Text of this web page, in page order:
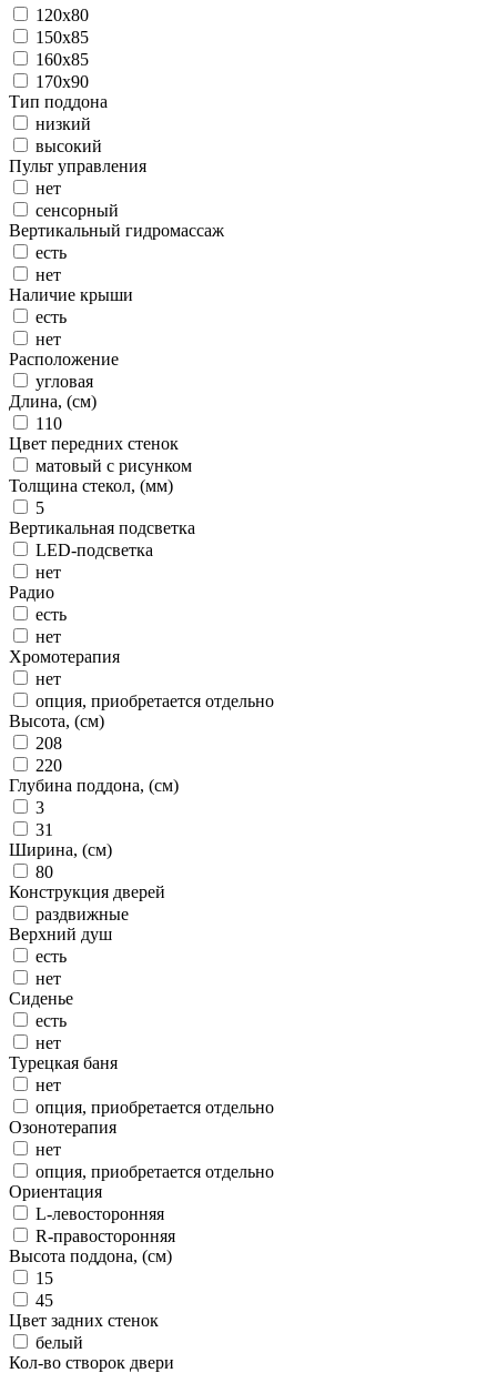
120x80
150x85
160x85
170x90
Тип поддона
низкий
высокий
Пульт управления
нет
сенсорный
Вертикальный гидромассаж
есть
нет
Наличие крыши
есть
нет
Расположение
угловая
Длина, (см)
110
Цвет передних стенок
матовый с рисунком
Толщина стекол, (мм)
5
Вертикальная подсветка
LED-подсветка
нет
Радио
есть
нет
Хромотерапия
нет
опция, приобретается отдельно
Высота, (см)
208
220
Глубина поддона, (см)
3
31
Ширина, (см)
80
Конструкция дверей
раздвижные
Верхний душ
есть
нет
Сиденье
есть
нет
Турецкая баня
нет
опция, приобретается отдельно
Озонотерапия
нет
опция, приобретается отдельно
Ориентация
L-левосторонняя
R-правосторонняя
Высота поддона, (см)
15
45
Цвет задних стенок
белый
Кол-во створок двери